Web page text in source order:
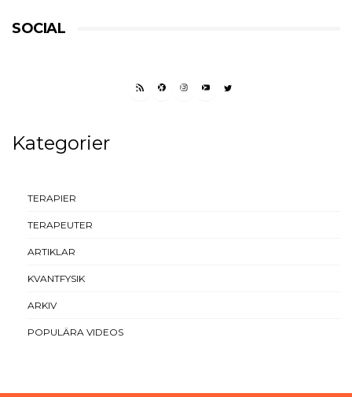
SOCIAL
RSS FEEDFACEBOOK
INSTAGRAM
YOUTUBETWITTER
Kategorier
TERAPIER
TERAPEUTER
ARTIKLAR
KVANTFYSIK
ARKIV
POPULÄRA VIDEOS